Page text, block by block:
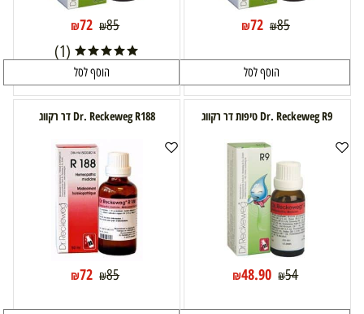
₪85
₪72
הוסף לסל
₪85
₪72
(1)
הוסף לסל
Dr. Reckeweg R9 טיפות דר רקווג
₪54
₪48.90
Dr. Reckeweg R188 דר רקווג
₪85
₪72